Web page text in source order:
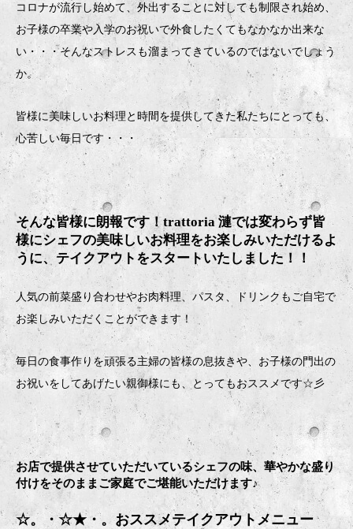
コロナが流行し始めて、外出することに対しても制限され始め、
お子様の卒業や入学のお祝いで外食したくてもなかなか出来な
い・・・そんなストレスも溜まってきているのではないでしょう
か。
皆様に美味しいお料理と時間を提供してきた私たちにとっても、
心苦しい毎日です・・・
そんな皆様に朗報です！trattoria 漣では変わらず皆
様にシェフの美味しいお料理をお楽しみいただけるよ
うに、テイクアウトをスタートいたしました！！
人気の前菜盛り合わせやお肉料理、パスタ、ドリンクもご自宅で
お楽しみいただくことができます！
毎日の食事作りを頑張る主婦の皆様の息抜きや、お子様の門出の
お祝いをしてあげたい親御様にも、とってもおススメです☆彡
お店で提供させていただいているシェフの味、華やかな盛り
付けをそのままご家庭でご堪能いただけます♪
☆。・☆★・。おススメテイクアウトメニュー